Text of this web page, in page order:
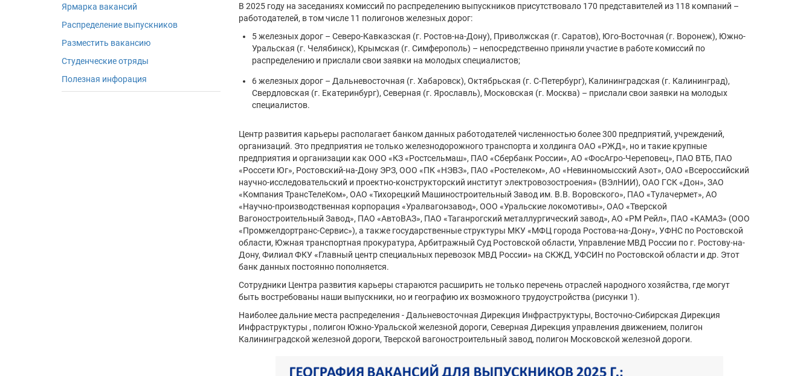
Ярмарка вакансий
Распределение выпускников
Разместить вакансию
Студенческие отряды
Полезная инфорация
В 2025 году на заседаниях комиссий по распределению выпускников присутствовало 170 представителей из 118 компаний –
работодателей, в том числе 11 полигонов железных дорог:
5 железных дорог – Северо-Кавказская (г. Ростов-на-Дону), Приволжская (г. Саратов), Юго-Восточная (г. Воронеж), Южно-
Уральская (г. Челябинск), Крымская (г. Симферополь) – непосредственно приняли участие в работе комиссий по
распределению и прислали свои заявки на молодых специалистов;
6 железных дорог – Дальневосточная (г. Хабаровск), Октябрьская (г. С-Петербург), Калининградская (г. Калининград),
Свердловская (г. Екатеринбург), Северная (г. Ярославль), Московская (г. Москва) – прислали свои заявки на молодых
специалистов.
Центр развития карьеры располагает банком данных работодателей численностью более 300 предприятий, учреждений,
организаций. Это предприятия не только железнодорожного транспорта и холдинга ОАО «РЖД», но и такие крупные
предприятия и организации как ООО «КЗ «Ростсельмаш», ПАО «Сбербанк России», АО «ФосАгро-Череповец», ПАО ВТБ, ПАО
«Россети Юг», Ростовский-на-Дону ЭРЗ, ООО «ПК «НЭВЗ», ПАО «Ростелеком», АО «Невинномысский Азот», ОАО «Всероссийский
научно-исследовательский и проектно-конструкторский институт электровозостроения» (ВЭлНИИ), ОАО ГСК «Дон», ЗАО
«Компания ТрансТелеКом», ОАО «Тихорецкий Машиностроительный Завод им. В.В. Воровского», ПАО «Тулачермет», АО
«Научно-производственная корпорация «Уралвагонзавод», ООО «Уральские локомотивы», ОАО «Тверской
Вагоностроительный Завод», ПАО «АвтоВАЗ», ПАО «Таганрогский металлургический завод», АО «РМ Рейл», ПАО «КАМАЗ» (ООО
«Промжелдортранс-Сервис»), а также государственные структуры МКУ «МФЦ города Ростова-на-Дону», УФНС по Ростовской
области, Южная транспортная прокуратура, Арбитражный Суд Ростовской области, Управление МВД России по г. Ростову-на-
Дону, Филиал ФКУ «Главный центр специальных перевозок МВД России» на СКЖД, УФСИН по Ростовской области и др. Этот
банк данных постоянно пополняется.
Сотрудники Центра развития карьеры стараются расширить не только перечень отраслей народного хозяйства, где могут
быть востребованы наши выпускники, но и географию их возможного трудоустройства (рисунки 1).
Наиболее дальние места распределения - Дальневосточная Дирекция Инфраструктуры, Восточно-Сибирская Дирекция
Инфраструктуры , полигон Южно-Уральской железной дороги, Северная Дирекция управления движением, полигон
Калининградской железной дороги, Тверской вагоностроительный завод, полигон Московской железной дороги.